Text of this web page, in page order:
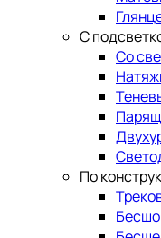
С
Со
По